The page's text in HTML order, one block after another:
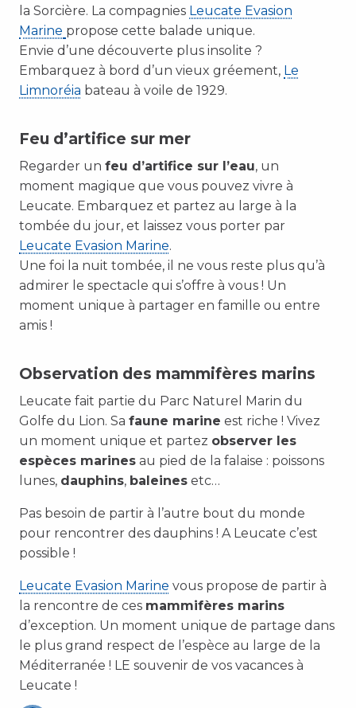
la Sorcière. La compagnies Leucate Evasion
Marine propose cette balade unique.
Envie d’une découverte plus insolite ?
Embarquez à bord d’un vieux gréement, Le
Limnoréia bateau à voile de 1929.
Feu d’artifice sur mer
Regarder un feu d’artifice sur l’eau, un
moment magique que vous pouvez vivre à
Leucate. Embarquez et partez au large à la
tombée du jour, et laissez vous porter par
Leucate Evasion Marine.
Une foi la nuit tombée, il ne vous reste plus qu’à
admirer le spectacle qui s’offre à vous ! Un
moment unique à partager en famille ou entre
amis !
Observation des mammifères marins
Leucate fait partie du Parc Naturel Marin du
Golfe du Lion. Sa faune marine est riche ! Vivez
un moment unique et partez observer les
espèces marines au pied de la falaise : poissons
lunes, dauphins, baleines etc…
Pas besoin de partir à l’autre bout du monde
pour rencontrer des dauphins ! A Leucate c’est
possible !
Leucate Evasion Marine vous propose de partir à
la rencontre de ces mammifères marins
d’exception. Un moment unique de partage dans
le plus grand respect de l’espèce au large de la
Méditerranée ! LE souvenir de vos vacances à
Leucate !